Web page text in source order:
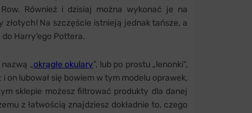
Również i dzisiaj można wykonać je na
Na szczęście istnieją jednak tańsze, a
Harry’ego Pottera.
„okrągłe okulary”, lub po prostu „lenonki”,
on lubował się bowiem w tym modelu oprawek,
sklepie możesz filtrować produkty dla danej
z łatwością znajdziesz dokładnie to, czego